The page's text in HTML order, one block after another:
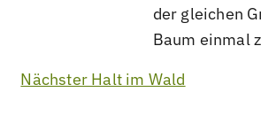
der gleichen
Baum einmal
Nächster Halt im Wald